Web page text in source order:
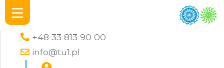
+48 33 813 90 00
info@tu1.pl